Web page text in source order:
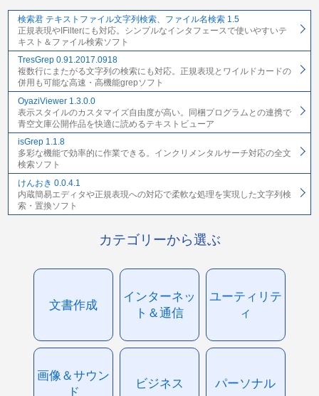
検索君 テキストファイル文字列検索、ファイル名検索 1.5
正規表現やIFilterにも対応。シンプルなインタフェースで使いやすいテ
キスト＆ファイル検索ソフト
TresGrep 0.91.2017.0918
複数行にまたがる文字列の検索にも対応。正規表現とワイルドカードの
併用も可能な高速・高機能grepソフト
OyaziViewer 1.3.0.0
表示スタイルのカスタマイズ自由度が高い。同梱プログラムとの連携で
青空文庫公開作品を快適に読めるテキストビューア
isGrep 1.1.8
多彩な機能で効率的に作業できる。インクリメンタルサーチ対応の全文
検索ソフト
けんおき 0.0.4.1
内蔵簡易エディタや正規表現への対応で柔軟な処理を実現した文字列検
索・置換ソフト
カテゴリーから選ぶ
文書作成
インターネッ
ト＆通信
ユーティリテ
ィ
画像＆サウン
ド
ビジネス パーソナル